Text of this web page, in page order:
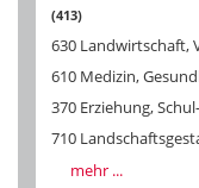
413
630 Landwirtschaft,
610 Medizin,
370 Erziehung,
710
mehr ...